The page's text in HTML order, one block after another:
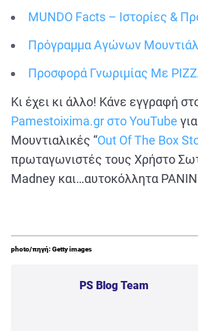
MUNDO Facts – Ιστορίες &
Πρόγραμμα Αγώνων
Προσφορά Γνωριμίας Με
Κι έχει κι άλλο! Κάνε εγγραφή
Pamestoixima.gr στο YouTube
Μουντιαλικές “Out Of The Box
πρωταγωνιστές τους Χρήστο
Madney και…αυτοκόλλητα
photo/πηγή: Getty images
PS Blog Team